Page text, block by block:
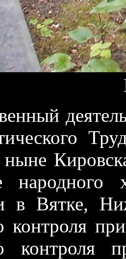
ныне
народного
в Вятке,
контроля